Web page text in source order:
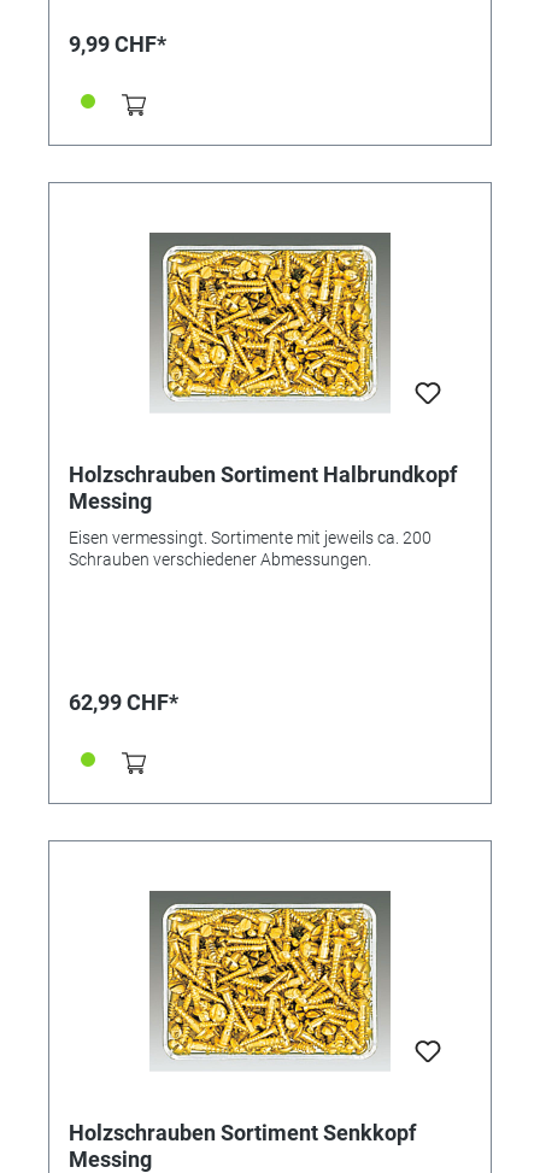
9,99 CHF*
Holzschrauben Sortiment Halbrundkopf
Messing
Eisen vermessingt. Sortimente mit jeweils ca. 200
Schrauben verschiedener Abmessungen.
62,99 CHF*
Holzschrauben Sortiment Senkkopf
Messing